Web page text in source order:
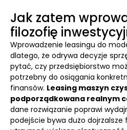
Jak zatem
filozofię
Wprowadzenie leasingu do
dlatego, że odrywa decyzje
pytać, czy przedsiębiorstwo
potrzebny do osiągania
finansów. Leasing maszyn
podporządkowana realnym
dane rozwiązanie poprawi
podejście bywa dużo dojrzalsze